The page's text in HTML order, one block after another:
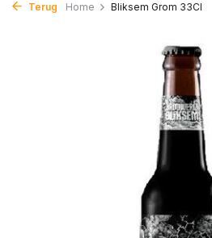
Terug Home Bliksem Grom 33Cl